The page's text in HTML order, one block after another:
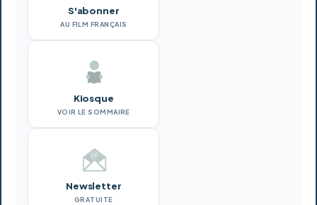
S'abonner
AU FILM FRANÇAIS
Kiosque
VOIR LE SOMMAIRE
Newsletter
GRATUITE